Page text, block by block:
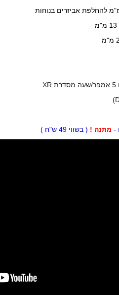
מסדרת XR
מתנה ! ( בשווי 49 ש"ח )